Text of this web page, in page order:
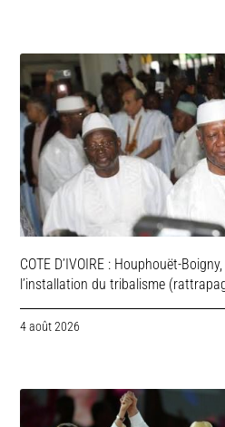
COTE D’IVOIRE : Houphouët-
l’installation du tribalisme
4 août 2026